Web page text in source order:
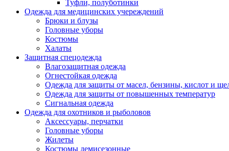
Туфли, полуботинки
Одежда для медицинских учереждений
Брюки и блузы
Головные уборы
Костюмы
Халаты
Защитная спецодежда
Влагозащитная одежда
Огнестойкая одежда
Одежда для защиты от масел, бензины, кислот и
Одежда для защиты от повышенных температур
Сигнальная одежда
Одежда для охотников и рыболовов
Аксессуары, перчатки
Головные уборы
Жилеты
Костюмы демисезонные